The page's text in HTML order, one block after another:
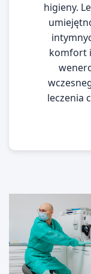
higieny.
komfort
leczenia